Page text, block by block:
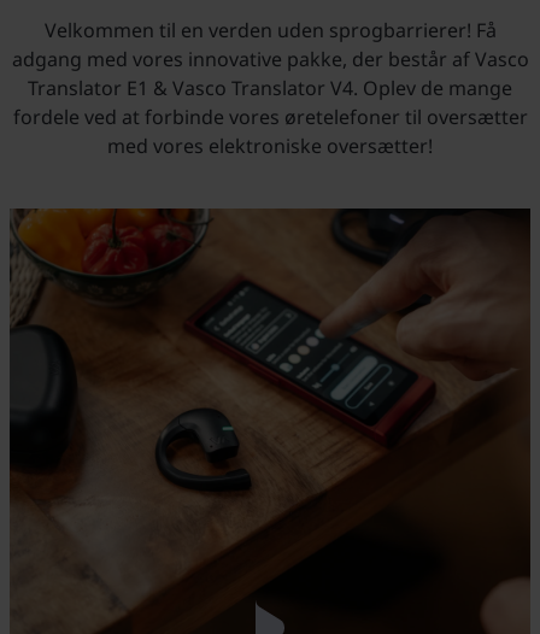
Velkommen til en verden uden sprogbarrierer! Få
adgang med vores innovative pakke, der består af Vasco
Translator E1 & Vasco Translator V4. Oplev de mange
fordele ved at forbinde vores øretelefoner til oversætter
med vores elektroniske oversætter!